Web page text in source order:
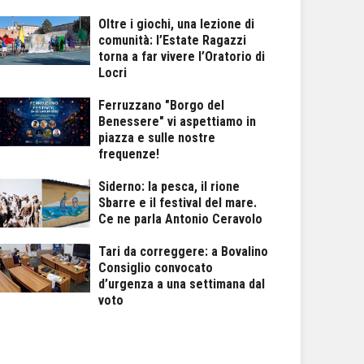
Oltre i giochi, una lezione di
comunità: l’Estate Ragazzi
torna a far vivere l’Oratorio di
Locri
Ferruzzano "Borgo del
Benessere" vi aspettiamo in
piazza e sulle nostre
frequenze!
Siderno: la pesca, il rione
Sbarre e il festival del mare.
Ce ne parla Antonio Ceravolo
Tari da correggere: a Bovalino
Consiglio convocato
d’urgenza a una settimana dal
voto